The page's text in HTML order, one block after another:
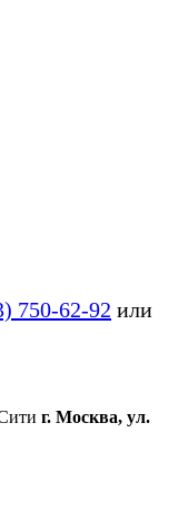
750-62-92 или
г. Москва, ул.